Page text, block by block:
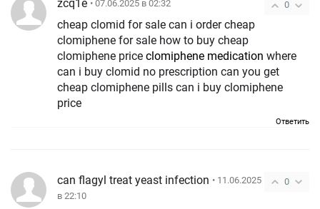
0
zcq1e • 07.06.2025 в 02:32
cheap clomid for sale can i order cheap
clomiphene for sale how to buy cheap
clomiphene price clomiphene medication where
can i buy clomid no prescription can you get
cheap clomiphene pills can i buy clomiphene
price
Ответить
0
can flagyl treat yeast infection • 11.06.2025
в 22:10